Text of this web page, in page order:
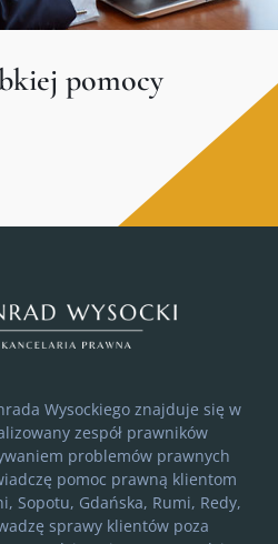
pomocy
Wysockiego znajduje się w
zespół prawników
problemów prawnych
pomoc prawną klientom
Sopotu, Gdańska, Rumi, Redy,
sprawy klientów poza